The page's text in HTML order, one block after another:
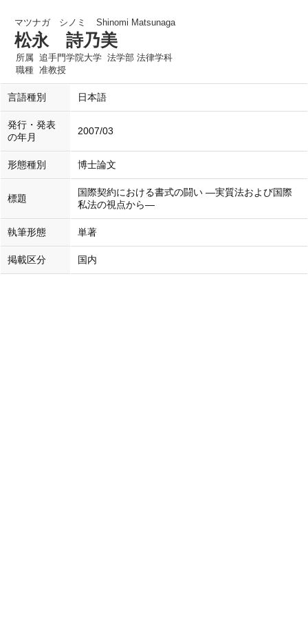
マツナガ シノミ Shinomi Matsunaga
松永 詩乃美
所属 追手門学院大学 法学部 法律学科
職種 准教授
言語種別 日本語
発行・発表
の年月
2007/03
形態種別 博士論文
標題
国際契約における書式の闘い ―実質法および国際
私法の視点から―
執筆形態 単著
掲載区分 国内